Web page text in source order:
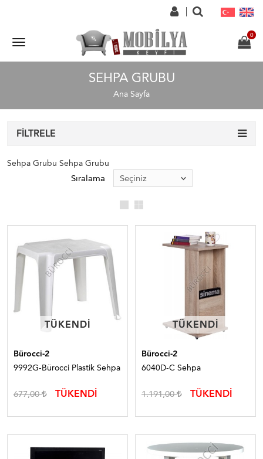
SEHPA GRUBU
Ana Sayfa
FILTRELE
Sehpa Grubu Sehpa Grubu
Sıralama
TÜKENDI
TÜKENDI
Bürocci-2
9992G-Bürocci Plastik Sehpa
677,00 TÜKENDİ
TÜKENDI
TÜKENDI
Bürocci-2
6040D-C Sehpa
1.191,00 TÜKENDİ